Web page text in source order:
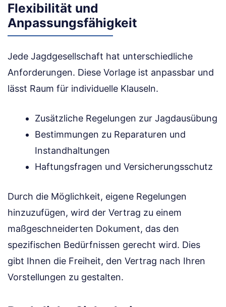
Flexibilität und
Anpassungsfähigkeit
Jede Jagdgesellschaft hat unterschiedliche
Anforderungen. Diese Vorlage ist anpassbar und
lässt Raum für individuelle Klauseln.
Zusätzliche Regelungen zur Jagdausübung
Bestimmungen zu Reparaturen und
Instandhaltungen
Haftungsfragen und Versicherungsschutz
Durch die Möglichkeit, eigene Regelungen
hinzuzufügen, wird der Vertrag zu einem
maßgeschneiderten Dokument, das den
spezifischen Bedürfnissen gerecht wird. Dies
gibt Ihnen die Freiheit, den Vertrag nach Ihren
Vorstellungen zu gestalten.